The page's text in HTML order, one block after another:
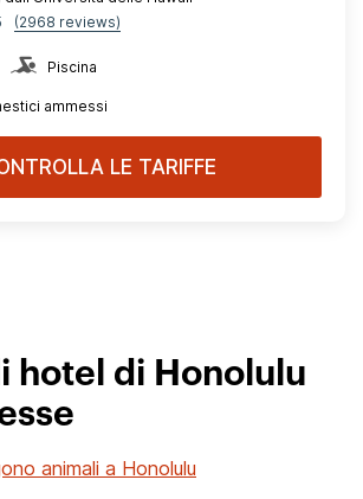
(2968 reviews)
Piscina
ammessi
LE TARIFFE
hotel di Honolulu
animali a Honolulu